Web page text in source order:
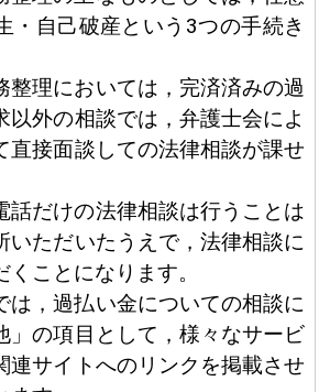
・自己破産という3つの手続き
整理においては，完済済みの過
以外の相談では，弁護士会によ
直接面談しての法律相談が課せ
話だけの法律相談は行うことは
いただいたうえで，法律相談に
ことになります。
は，過払い金についての相談に
」の項目として，様々なサービ
連サイトへのリンクを掲載させ